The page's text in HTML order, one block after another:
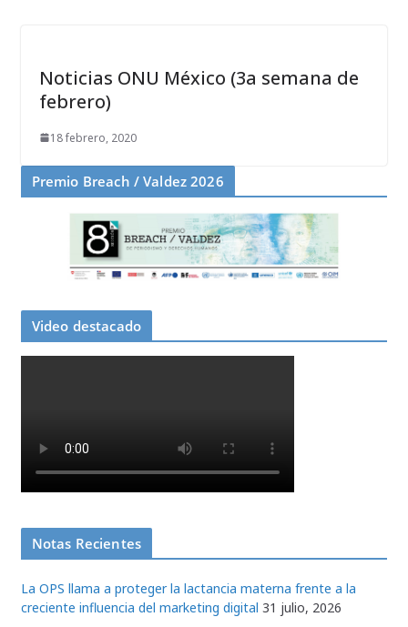
Noticias ONU México (3a semana de
febrero)
18 febrero, 2020
Premio Breach / Valdez 2026
Video destacado
Notas Recientes
La OPS llama a proteger la lactancia materna frente a la
creciente influencia del marketing digital 31 julio, 2026